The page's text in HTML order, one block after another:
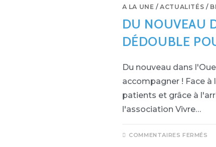
A LA UNE /ACTUALITÉS /
DU NOUVEAU
DÉDOUBLE
Du nouveau dans
accompagner ! Face
patients et grâce à
l'association Vivre…
COMMENTAIRES FERMÉS